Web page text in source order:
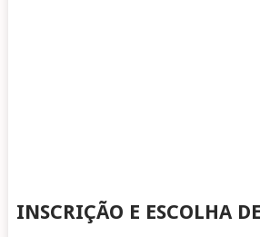
INSCRIÇÃO E ESCOLHA